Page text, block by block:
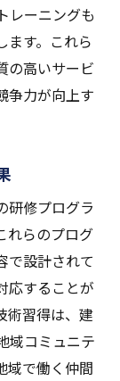
系
習得
育成
す愛知県
研修カリ
知識
バック
続的な学
レーニングも
ます。これら
の高いサービ
争力が向上す
研修プログラ
れらのプログ
で設計されて
応することが
術習得は、建
域コミュニテ
域で働く仲間